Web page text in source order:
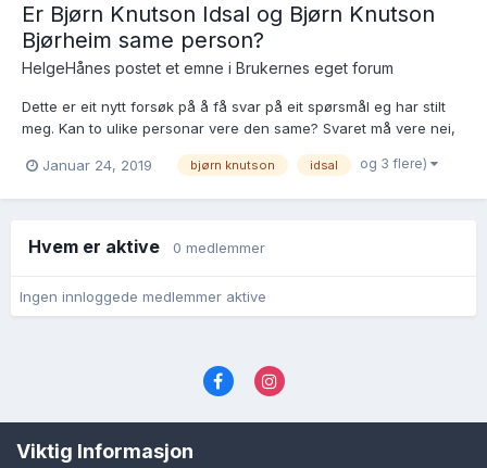
Er Bjørn Knutson Idsal og Bjørn Knutson
Bjørheim same person?
HelgeHånes postet et emne i Brukernes eget forum
Dette er eit nytt forsøk på å få svar på eit spørsmål eg har stilt
meg. Kan to ulike personar vere den same? Svaret må vere nei,
Det gjeld to blad Bjørn frå Strand i Ryfylke. I bygdebok for Strand
Januar 24, 2019 bjørn knutson idsal og 3 flere)
Hvem er aktive 0 medlemmer
Ingen innloggede medlemmer aktive
Cookies (informasjonskapsler)
Viktig Informasjon